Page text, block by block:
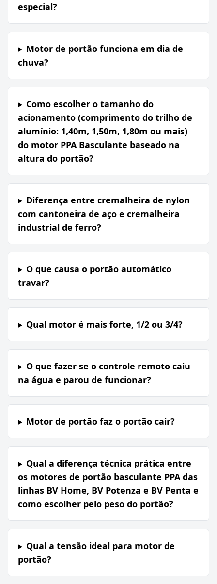
especial?
Motor de portão funciona em dia de
chuva?
Como escolher o tamanho do
acionamento (comprimento do trilho de
alumínio: 1,40m, 1,50m, 1,80m ou mais)
do motor PPA Basculante baseado na
altura do portão?
Diferença entre cremalheira de nylon
com cantoneira de aço e cremalheira
industrial de ferro?
O que causa o portão automático
travar?
Qual motor é mais forte, 1/2 ou 3/4?
O que fazer se o controle remoto caiu
na água e parou de funcionar?
Motor de portão faz o portão cair?
Qual a diferença técnica prática entre
os motores de portão basculante PPA das
linhas BV Home, BV Potenza e BV Penta e
como escolher pelo peso do portão?
Qual a tensão ideal para motor de
portão?